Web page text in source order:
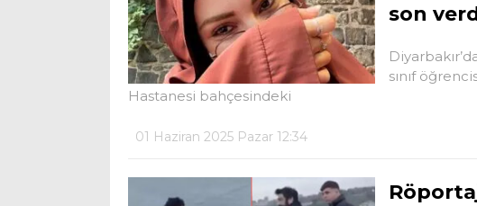
son
sınıf
Hastanesi bahçesindeki
01 Haziran 2025 Pazar 12:34